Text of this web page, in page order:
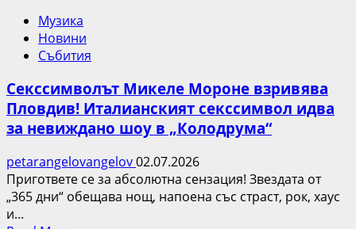
The
Voice
Турнето
носи
Hype
the
енергията
във
Варна
Музика
Новини
Събития
Секссимволът Микеле Мороне взривява
Пловдив! Италианският секссимвол идва
за невиждано шоу в „Колодрума“
petarangelovangelov02.07.2026
Пригответе се за абсолютна сензация! Звездата от
„365 дни“ обещава нощ, напоена със страст, рок, хаус
и...